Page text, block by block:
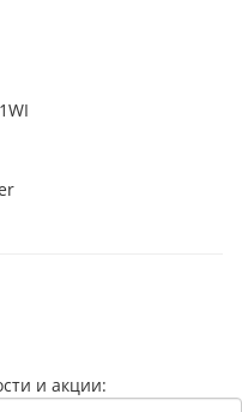
и акции: